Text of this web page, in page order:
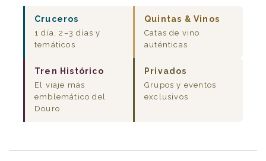
Cruceros
1 día, 2–3 días y
temáticos
Quintas & Vinos
Catas de vino
auténticas
Tren Histórico
El viaje más
emblemático del
Douro
Privados
Grupos y eventos
exclusivos